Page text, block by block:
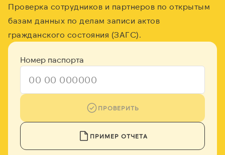
Проверка сотрудников и партнеров по открытым
базам данных по делам записи актов
гражданского состояния (ЗАГС).
Номер паспорта
ПРОВЕРИТЬ
ПРИМЕР ОТЧЕТА